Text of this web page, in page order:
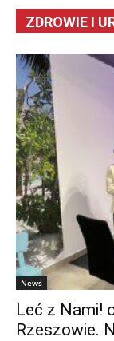
ZDROWIE I
News
Leć z Nami!
Rzeszowie.